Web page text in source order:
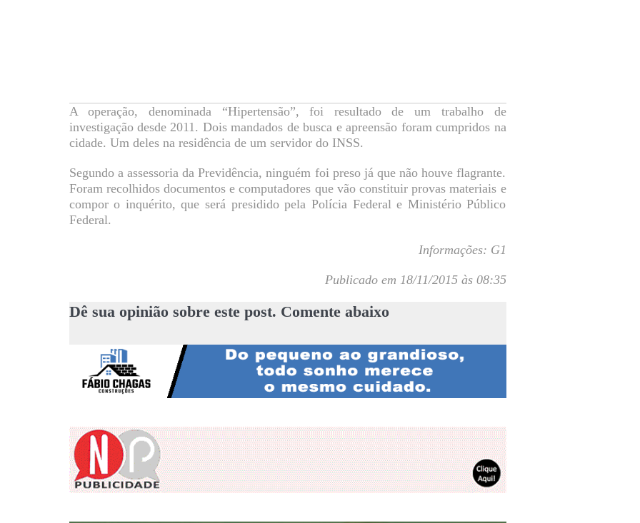
A operação, denominada “Hipertensão”, foi resultado de um trabalho de
investigação desde 2011. Dois mandados de busca e apreensão foram cumpridos na
cidade. Um deles na residência de um servidor do INSS.
Segundo a assessoria da Previdência, ninguém foi preso já que não houve flagrante.
Foram recolhidos documentos e computadores que vão constituir provas materiais e
compor o inquérito, que será presidido pela Polícia Federal e Ministério Público
Federal.
Informações: G1
Publicado em 18/11/2015 às 08:35
Dê sua opinião sobre este post. Comente abaixo